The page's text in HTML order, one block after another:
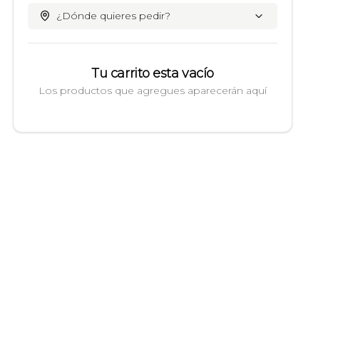
¿Dónde quieres pedir?
Tu carrito esta vacío
Los productos que agregues aparecerán aquí